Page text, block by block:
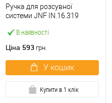
В наявності
Ручка для розсувної
системи JNF IN.16.319
Ціна 593 грн.
У кошик
Купити в 1 клік